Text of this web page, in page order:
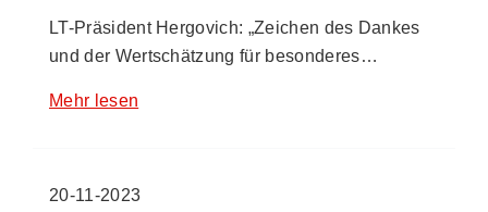
LT-Präsident Hergovich: „Zeichen des Dankes
und der Wertschätzung für besonderes…
Mehr lesen
20-11-2023